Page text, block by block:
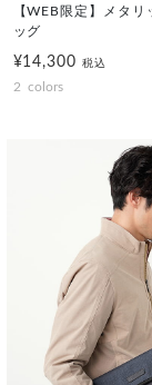
【WEB限定】メタリ
ッグ
¥14,300税込
2 colors